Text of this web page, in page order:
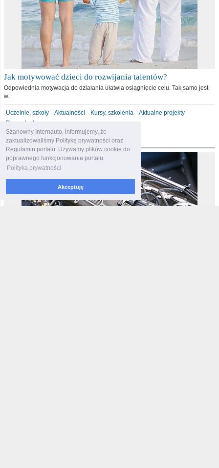
Szanowny Internauto, informujemy, że
zaktualizowaliśmy Politykę prywatności oraz
Regulamin portalu. Używamy plików cookie do
poprawnego funkcjonowania portalu.
Polityka prywatności
Akceptuję
Jak motywować dzieci do rozwijania talentów?
Odpowiednia motywacja do działania ułatwia osiągnięcie celu. Tak samo jest
w..
Uczelnie, szkoły Aktualności Kursy, szkolenia
Aktualne projekty
Dla malucha
motoryzacja